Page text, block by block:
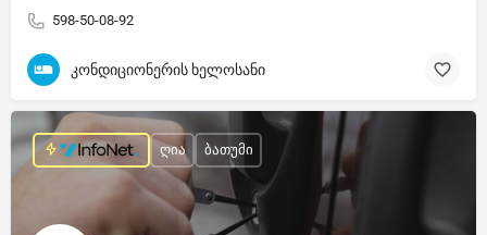
598-50-08-92
კონდიციონერის ხელოსანი
ღია ბათუმი